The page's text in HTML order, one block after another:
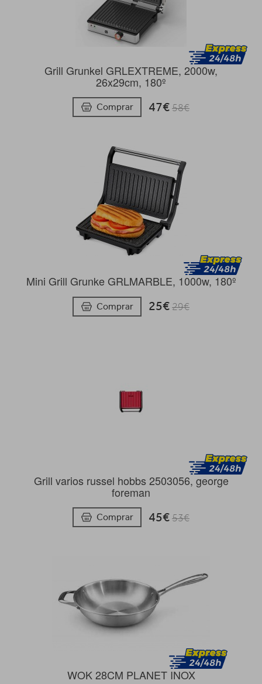
Grill Grunkel GRLEXTREME, 2000w,
26x29cm, 180º
Comprar 47€58€
Mini Grill Grunke GRLMARBLE, 1000w, 180º
Comprar 25€29€
Grill varios russel hobbs 2503056, george
foreman
Comprar 45€53€
WOK 28CM PLANET INOX